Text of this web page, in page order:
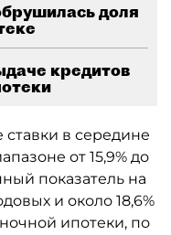
доля
кредитов
в середине
от 15,9% до
показатель на
и около 18,6%
ипотеки, по